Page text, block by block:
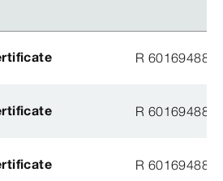
R 60169488
R 60169488
R 60169488